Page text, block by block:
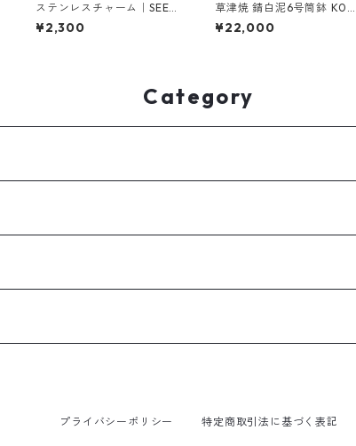
ステンレスチャーム｜SEED
RIC PLANTS ロゴ｜高耐久・
高級仕上げ 【日本製】
¥2,300
草津焼 錆白泥6号筒鉢 K033
【SOLDOUT】
¥22,000
Category
プライバシーポリシー 特定商取引法に基づく表記